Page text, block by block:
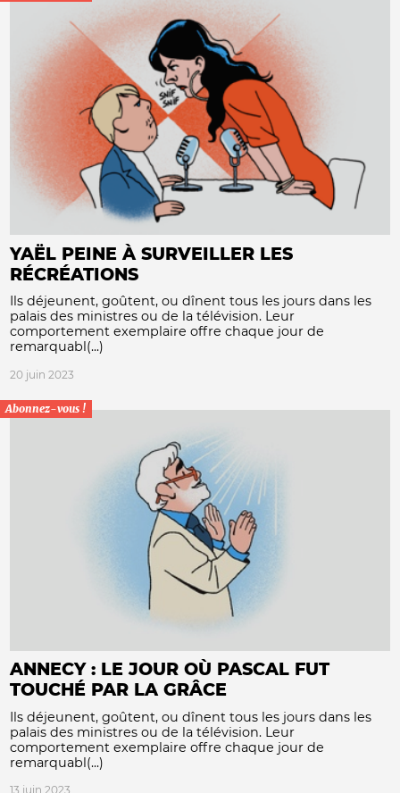
YAËL PEINE À SURVEILLER LES
RÉCRÉATIONS
Ils déjeunent, goûtent, ou dînent tous les jours dans les
palais des ministres ou de la télévision. Leur
comportement exemplaire offre chaque jour de
remarquabl(...)
20 juin 2023
Abonnez-vous !
ANNECY : LE JOUR OÙ PASCAL FUT
TOUCHÉ PAR LA GRÂCE
Ils déjeunent, goûtent, ou dînent tous les jours dans les
palais des ministres ou de la télévision. Leur
comportement exemplaire offre chaque jour de
remarquabl(...)
13 juin 2023